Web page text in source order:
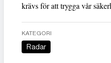
krävs för att trygga vår
KATEGORI
Radar